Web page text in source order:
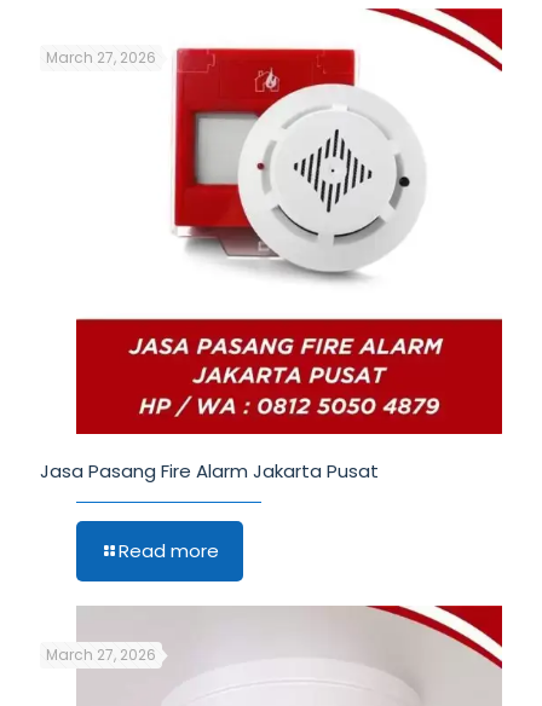
March 27, 2026
Jasa Pasang Fire Alarm Jakarta Pusat
Read more
March 27, 2026